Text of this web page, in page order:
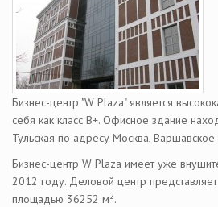
Бизнес-центр "W Plaza" является
себя как класс В+. Офисное здание
Тульская по адресу Москва,
Бизнес-центр W Plaza имеет уже
2012 году. Деловой центр
площадью 36252 м2.